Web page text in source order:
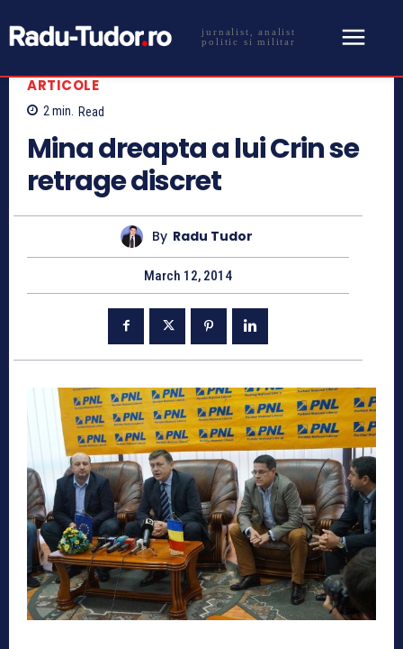
jurnalist, analist
politic si militar
ARTICOLE
2min. Read
Mina dreapta a lui Crin se
retrage discret
By Radu Tudor
March 12, 2014